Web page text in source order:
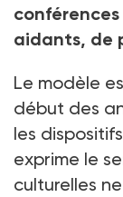
aidants, de
Le modèle
début des
les
exprime le
culturelles